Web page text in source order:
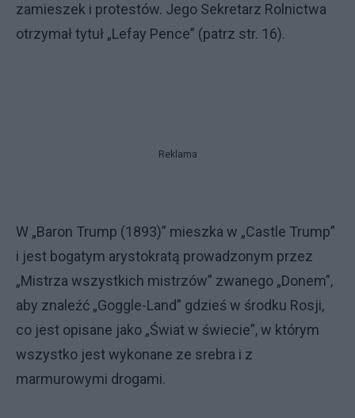
zamieszek i protestów. Jego Sekretarz Rolnictwa
otrzymał tytuł „Lefay Pence” (patrz str. 16).
Reklama
W „Baron Trump (1893)” mieszka w „Castle Trump”
i jest bogatym arystokratą prowadzonym przez
„Mistrza wszystkich mistrzów” zwanego „Donem”,
aby znaleźć „Goggle-Land” gdzieś w środku Rosji,
co jest opisane jako „Świat w świecie”, w którym
wszystko jest wykonane ze srebra i z
marmurowymi drogami.